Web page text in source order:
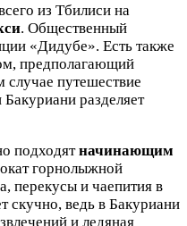
из Тбилиси на
. Общественный
«Дидубе». Есть также
предполагающий
путешествие
разделяет
подходятначинающим
горнолыжной
перекусы и чаепития в
скучно, ведь в Бакуриани
и ледяная